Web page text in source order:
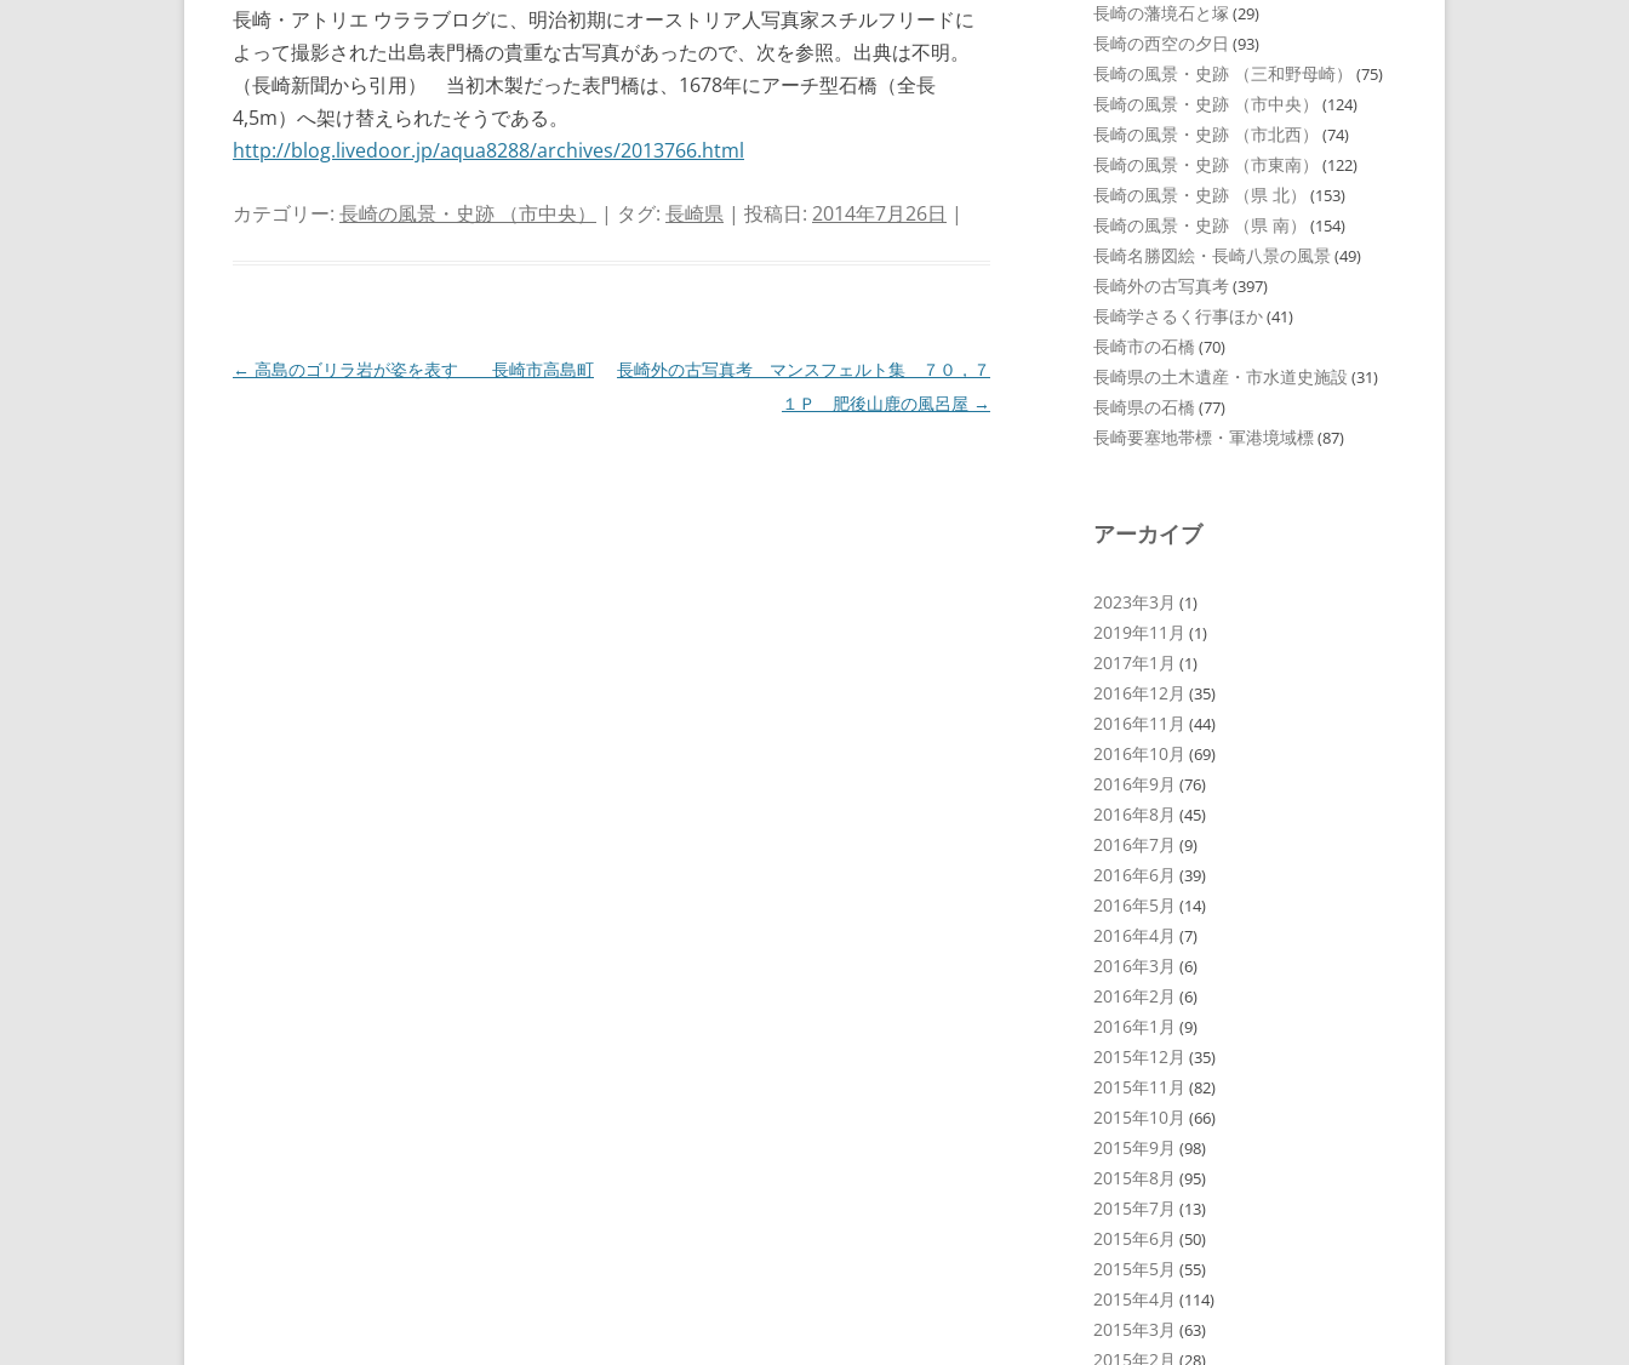
長崎・アトリエ ウララブログに、明治初期にオーストリア人写真家スチルフリードに
よって撮影された出島表門橋の貴重な古写真があったので、次を参照。出典は不明。
（長崎新聞から引用） 当初木製だった表門橋は、1678年にアーチ型石橋（全長
4,5m）へ架け替えられたそうである。
http://blog.livedoor.jp/aqua8288/archives/2013766.html
カテゴリー: 長崎の風景・史跡 （市中央） | タグ: 長崎県 | 投稿日: 2014年7月26日 |
投
← 高島のゴリラ岩が姿を表す 長崎市高島町
長崎外の古写真考 マンスフェルト集 ７０，７
１Ｐ 肥後山鹿の風呂屋 →
長崎の藩境石と塚 (29)
長崎の西空の夕日 (93)
長崎の風景・史跡 （三和野母崎） (75)
長崎の風景・史跡 （市中央） (124)
長崎の風景・史跡 （市北西） (74)
長崎の風景・史跡 （市東南） (122)
長崎の風景・史跡 （県 北） (153)
長崎の風景・史跡 （県 南） (154)
長崎名勝図絵・長崎八景の風景 (49)
長崎外の古写真考(397)
長崎学さるく行事ほか(41)
長崎市の石橋 (70)
長崎県の土木遺産・市水道史施設 (31)
長崎県の石橋 (77)
長崎要塞地帯標・軍港境域標(87)
アーカイブ
2023年3月 (1)
2019年11月 (1)
2017年1月 (1)
2016年12月 (35)
2016年11月 (44)
2016年10月 (69)
2016年9月 (76)
2016年8月 (45)
2016年7月 (9)
2016年6月 (39)
2016年5月 (14)
2016年4月 (7)
2016年3月 (6)
2016年2月 (6)
2016年1月 (9)
2015年12月 (35)
2015年11月 (82)
2015年10月 (66)
2015年9月 (98)
2015年8月 (95)
2015年7月 (13)
2015年6月 (50)
2015年5月 (55)
2015年4月 (114)
2015年3月 (63)
2015年2月 (28)